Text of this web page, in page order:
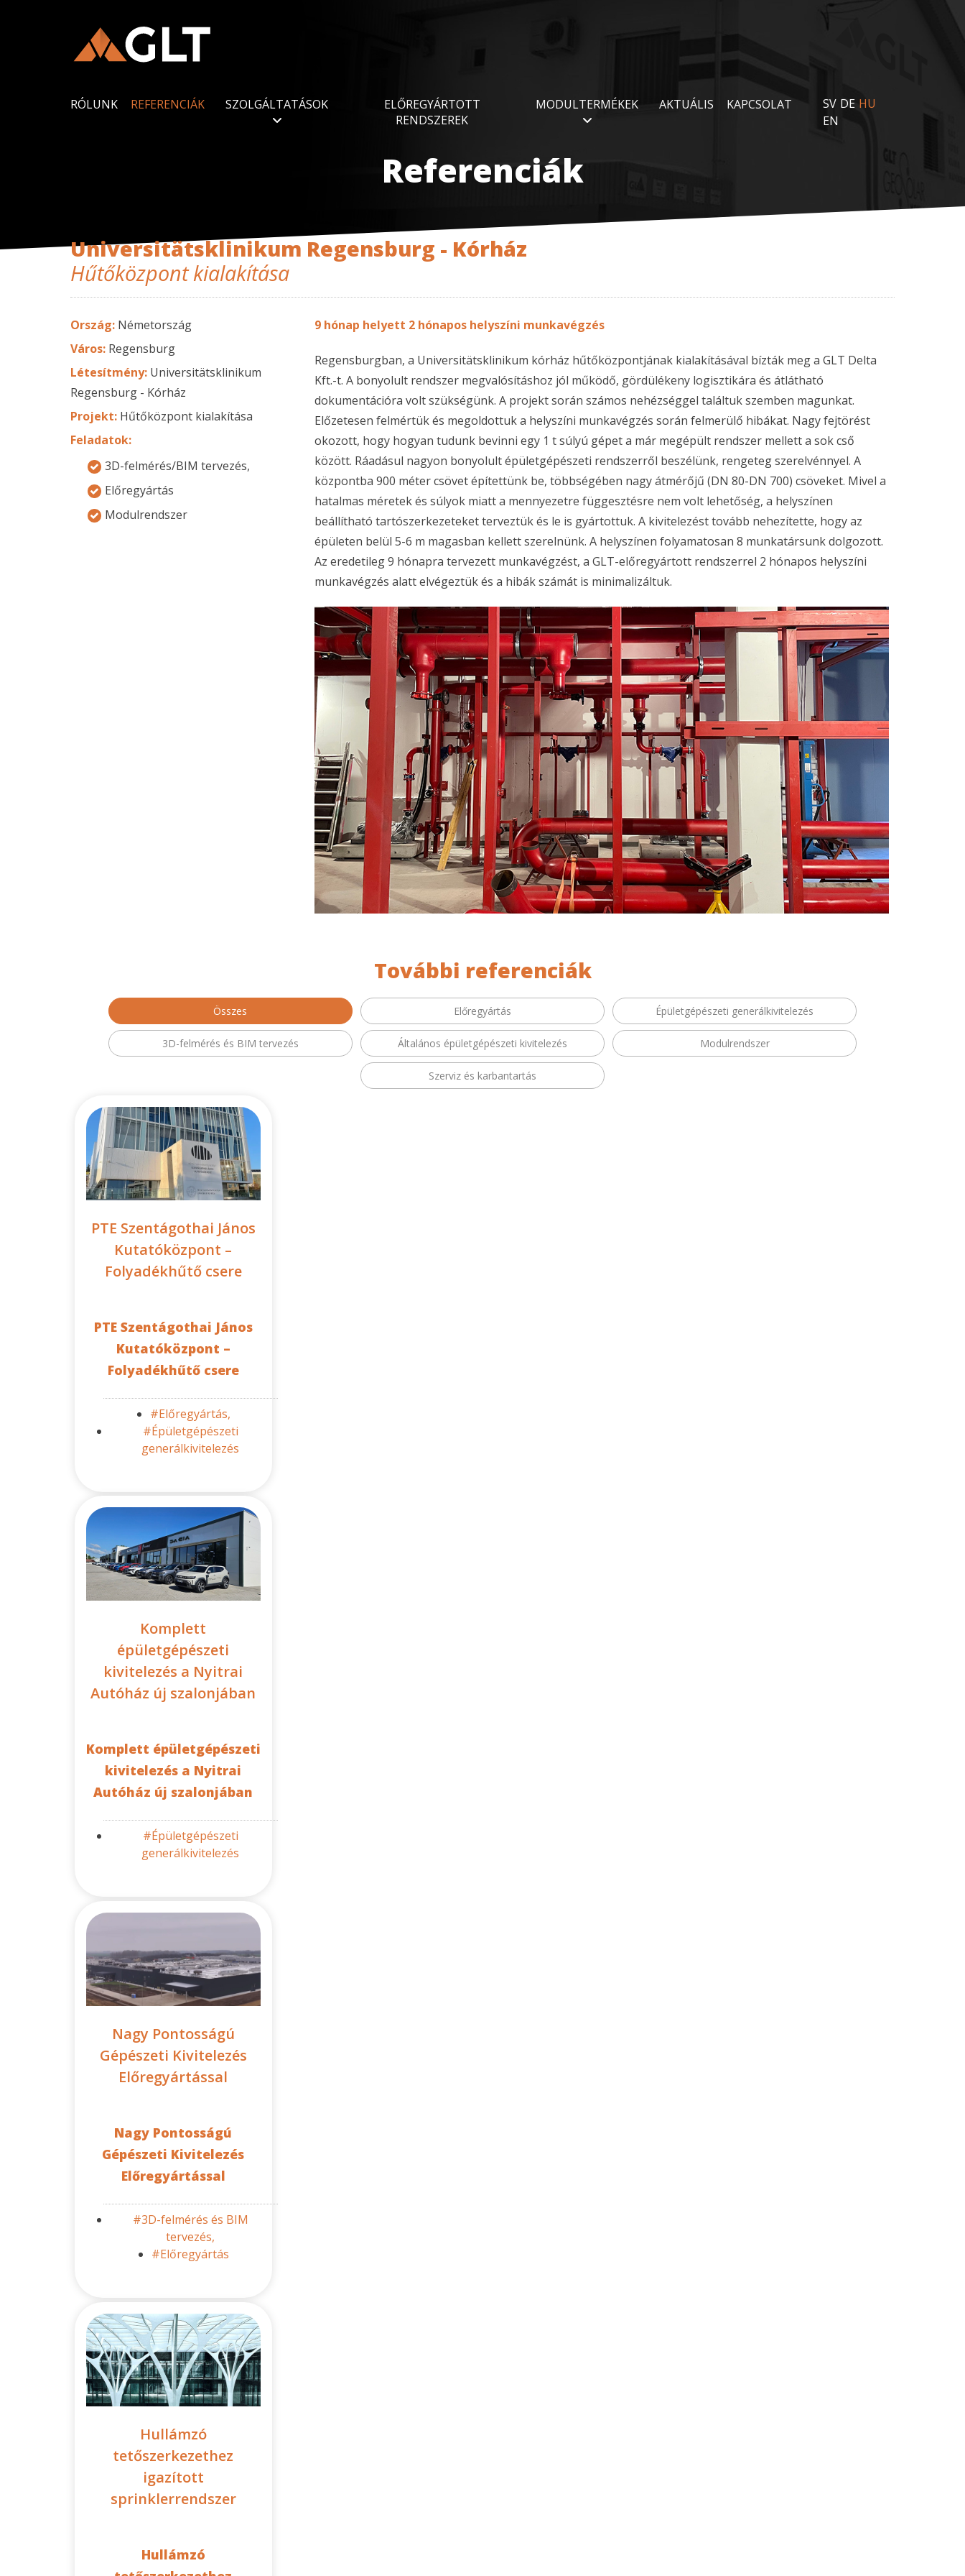
RÓLUNK REFERENCIÁK SZOLGÁLTATÁSOK
ELŐREGYÁRTOTT
RENDSZEREK
MODULTERMÉKEK AKTUÁLIS KAPCSOLAT SV DE HU
EN
Referenciák
Universitätsklinikum Regensburg - Kórház
Hűtőközpont kialakítása
Ország: Németország
Város: Regensburg
Létesítmény: Universitätsklinikum
Regensburg - Kórház
Projekt: Hűtőközpont kialakítása
Feladatok:
3D-felmérés/BIM tervezés,
Előregyártás
Modulrendszer
9 hónap helyett 2 hónapos helyszíni munkavégzés
Regensburgban, a Universitätsklinikum kórház hűtőközpontjának kialakításával bízták meg a GLT Delta
Kft.-t. A bonyolult rendszer megvalósításhoz jól működő, gördülékeny logisztikára és átlátható
dokumentációra volt szükségünk. A projekt során számos nehézséggel találtuk szemben magunkat.
Előzetesen felmértük és megoldottuk a helyszíni munkavégzés során felmerülő hibákat. Nagy fejtörést
okozott, hogy hogyan tudunk bevinni egy 1 t súlyú gépet a már megépült rendszer mellett a sok cső
között. Ráadásul nagyon bonyolult épületgépészeti rendszerről beszélünk, rengeteg szerelvénnyel. A
központba 900 méter csövet építettünk be, többségében nagy átmérőjű (DN 80-DN 700) csöveket. Mivel a
hatalmas méretek és súlyok miatt a mennyezetre függesztésre nem volt lehetőség, a helyszínen
beállítható tartószerkezeteket terveztük és le is gyártottuk. A kivitelezést tovább nehezítette, hogy az
épületen belül 5-6 m magasban kellett szerelnünk. A helyszínen folyamatosan 8 munkatársunk dolgozott.
Az eredetileg 9 hónapra tervezett munkavégzést, a GLT-előregyártott rendszerrel 2 hónapos helyszíni
munkavégzés alatt elvégeztük és a hibák számát is minimalizáltuk.
További referenciák
Összes Előregyártás Épületgépészeti generálkivitelezés
3D-felmérés és BIM tervezés Általános épületgépészeti kivitelezés Modulrendszer
Szerviz és karbantartás
PTE Szentágothai János
Kutatóközpont –
Folyadékhűtő csere
PTE Szentágothai János
Kutatóközpont –
Folyadékhűtő csere
#Előregyártás,
#Épületgépészeti
generálkivitelezés
Komplett
épületgépészeti
kivitelezés a Nyitrai
Autóház új szalonjában
Komplett épületgépészeti
kivitelezés a Nyitrai
Autóház új szalonjában
#Épületgépészeti
generálkivitelezés
Nagy Pontosságú
Gépészeti Kivitelezés
Előregyártással
Nagy Pontosságú
Gépészeti Kivitelezés
Előregyártással
#3D-felmérés és BIM
tervezés,
#Előregyártás
Hullámzó
tetőszerkezethez
igazított
sprinklerrendszer
Hullámzó